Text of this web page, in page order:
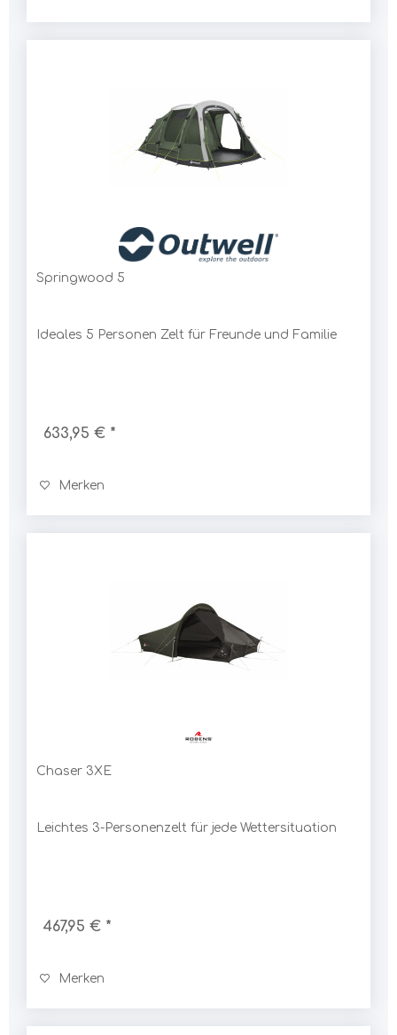
Springwood 5
Ideales 5 Personen Zelt für Freunde und Familie
633,95 € *
Merken
Chaser 3XE
Leichtes 3-Personenzelt für jede Wettersituation
467,95 € *
Merken